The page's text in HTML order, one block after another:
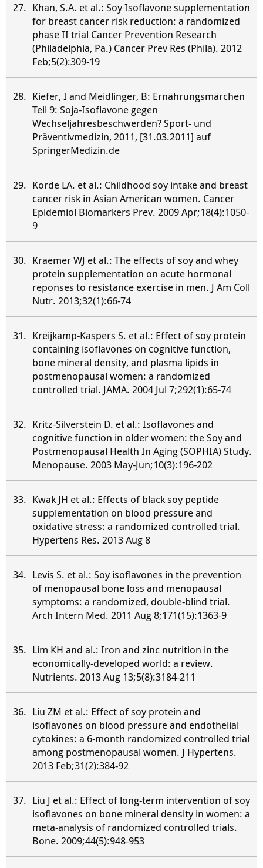
Khan, S.A. et al.: Soy Isoflavone supplementation
for breast cancer risk reduction: a randomized
phase II trial Cancer Prevention Research
(Philadelphia, Pa.) Cancer Prev Res (Phila). 2012
Feb;5(2):309-19
Kiefer, I and Meidlinger, B: Ernährungsmärchen
Teil 9: Soja-Isoflavone gegen
Wechseljahresbeschwerden? Sport- und
Präventivmedizin, 2011, [31.03.2011] auf
SpringerMedizin.de
Korde LA. et al.: Childhood soy intake and breast
cancer risk in Asian American women. Cancer
Epidemiol Biomarkers Prev. 2009 Apr;18(4):1050-
9
Kraemer WJ et al.: The effects of soy and whey
protein supplementation on acute hormonal
reponses to resistance exercise in men. J Am Coll
Nutr. 2013;32(1):66-74
Kreijkamp-Kaspers S. et al.: Effect of soy protein
containing isoflavones on cognitive function,
bone mineral density, and plasma lipids in
postmenopausal women: a randomized
controlled trial. JAMA. 2004 Jul 7;292(1):65-74
Kritz-Silverstein D. et al.: Isoflavones and
cognitive function in older women: the Soy and
Postmenopausal Health In Aging (SOPHIA) Study.
Menopause. 2003 May-Jun;10(3):196-202
Kwak JH et al.: Effects of black soy peptide
supplementation on blood pressure and
oxidative stress: a randomized controlled trial.
Hypertens Res. 2013 Aug 8
Levis S. et al.: Soy isoflavones in the prevention
of menopausal bone loss and menopausal
symptoms: a randomized, double-blind trial.
Arch Intern Med. 2011 Aug 8;171(15):1363-9
Lim KH and al.: Iron and zinc nutrition in the
economically-developed world: a review.
Nutrients. 2013 Aug 13;5(8):3184-211
Liu ZM et al.: Effect of soy protein and
isoflavones on blood pressure and endothelial
cytokines: a 6-month randomized controlled trial
among postmenopausal women. J Hypertens.
2013 Feb;31(2):384-92
Liu J et al.: Effect of long-term intervention of soy
isoflavones on bone mineral density in women: a
meta-analysis of randomized controlled trials.
Bone. 2009;44(5):948-953